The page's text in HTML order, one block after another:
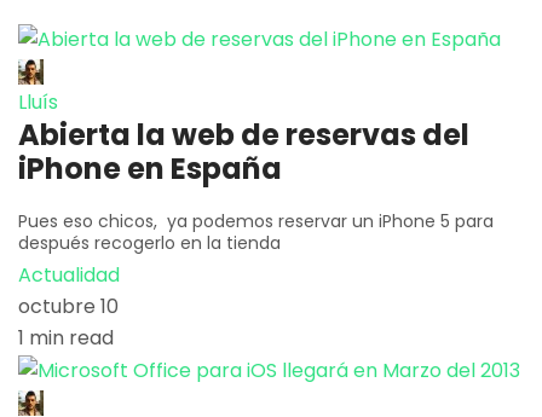
Lluís
Abierta la web de reservas del
iPhone en España
Pues eso chicos, ya podemos reservar un iPhone 5 para
después recogerlo en la tienda
Actualidad
octubre 10
1 min read